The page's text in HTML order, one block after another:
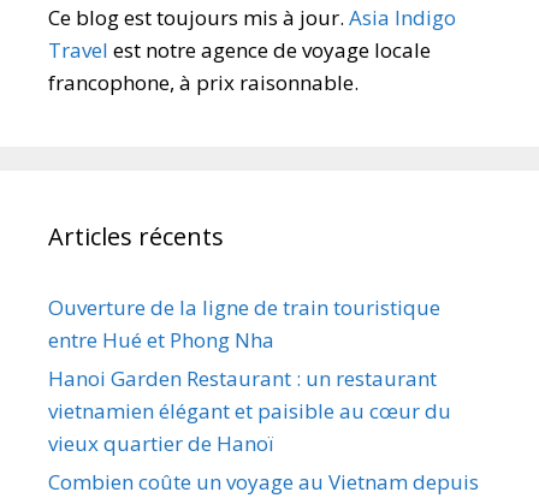
Ce blog est toujours mis à jour. Asia Indigo
Travel est notre agence de voyage locale
francophone, à prix raisonnable.
Articles récents
Ouverture de la ligne de train touristique
entre Hué et Phong Nha
Hanoi Garden Restaurant : un restaurant
vietnamien élégant et paisible au cœur du
vieux quartier de Hanoï
Combien coûte un voyage au Vietnam depuis